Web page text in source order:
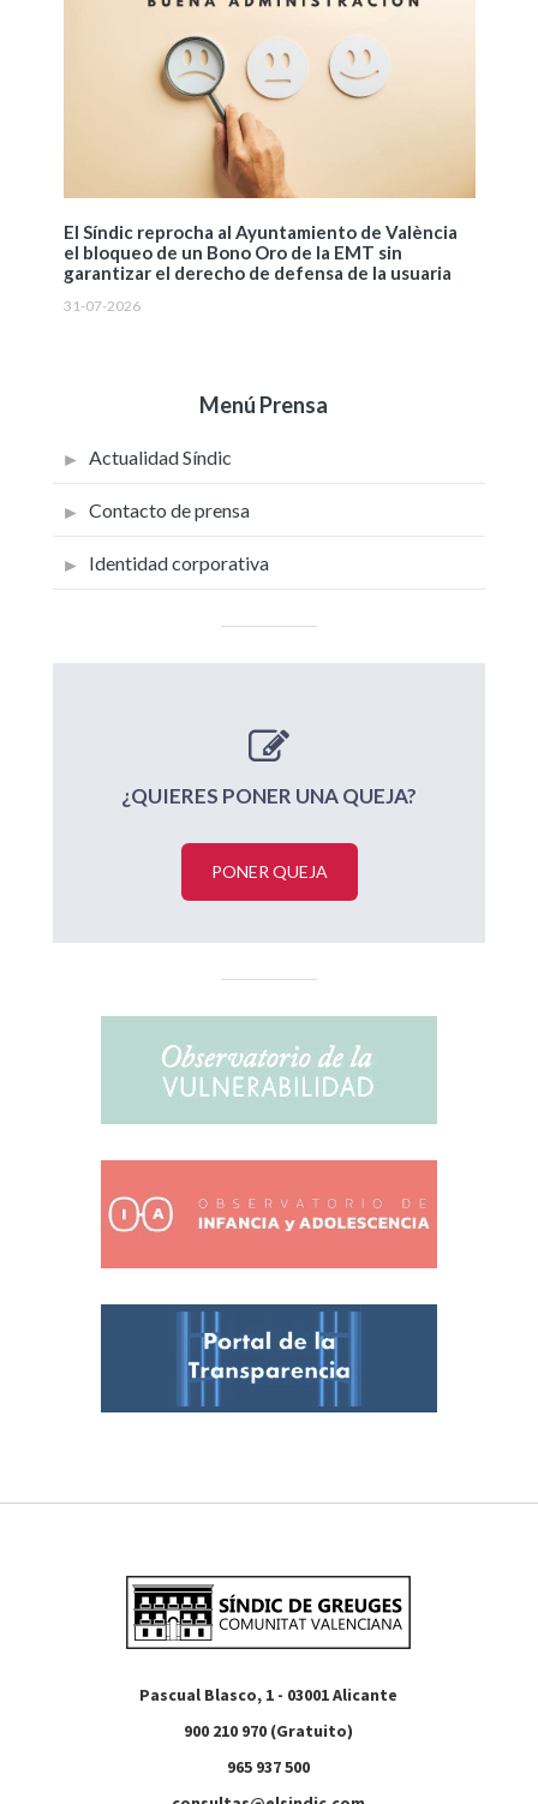
El Síndic reprocha al Ayuntamiento de València
el bloqueo de un Bono Oro de la EMT sin
garantizar el derecho de defensa de la usuaria
31-07-2026
Menú Prensa
Actualidad Síndic
Contacto de prensa
Identidad corporativa
¿QUIERES PONER UNA QUEJA?
PONER QUEJA
Pascual Blasco, 1 - 03001 Alicante
900 210 970 (Gratuito)
965 937 500